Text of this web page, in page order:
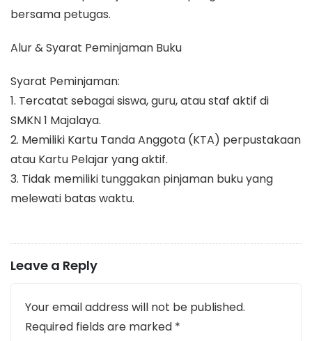
bersama petugas.
Alur & Syarat Peminjaman Buku
Syarat Peminjaman:
1. Tercatat sebagai siswa, guru, atau staf aktif di
SMKN 1 Majalaya.
2. Memiliki Kartu Tanda Anggota (KTA) perpustakaan
atau Kartu Pelajar yang aktif.
3. Tidak memiliki tunggakan pinjaman buku yang
melewati batas waktu.
Leave a Reply
Your email address will not be published.
Required fields are marked *